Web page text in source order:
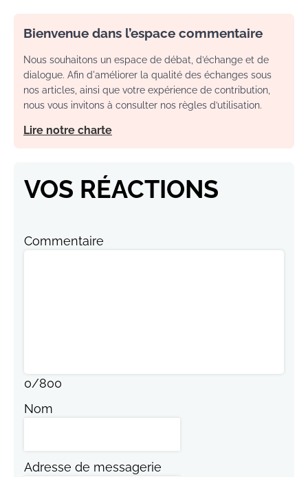
Bienvenue dans l’espace commentaire
Nous souhaitons un espace de débat, d’échange et de
dialogue. Afin d'améliorer la qualité des échanges sous
nos articles, ainsi que votre expérience de contribution,
nous vous invitons à consulter nos règles d’utilisation.
Lire notre charte
VOS RÉACTIONS
Commentaire
0/800
Nom
Adresse de messagerie